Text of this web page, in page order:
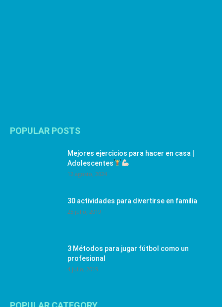
POPULAR POSTS
Mejores ejercicios para hacer en casa |
Adolescentes
12 agosto, 2024
30 actividades para divertirse en familia
25 julio, 2019
3 Métodos para jugar fútbol como un
profesional
4 julio, 2019